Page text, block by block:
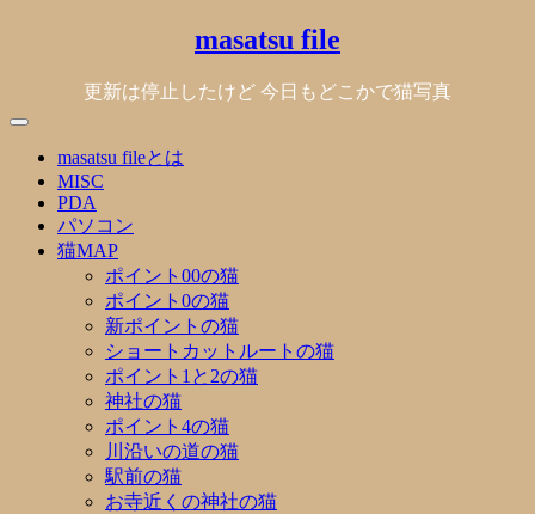
masatsu file
更新は停止したけど 今日もどこかで猫写真
masatsu fileとは
MISC
PDA
パソコン
猫MAP
ポイント00の猫
ポイント0の猫
新ポイントの猫
ショートカットルートの猫
ポイント1と2の猫
神社の猫
ポイント4の猫
川沿いの道の猫
駅前の猫
お寺近くの神社の猫